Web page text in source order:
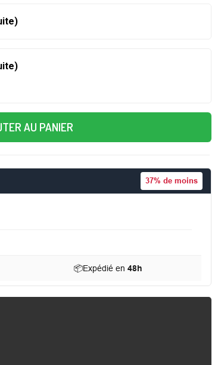
AU PANIER
37% de moins
📦Expédié en 48h